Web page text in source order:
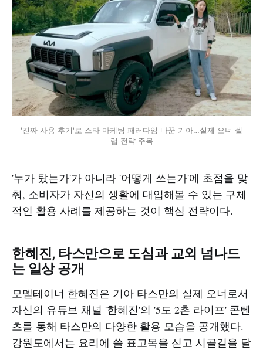
'진짜 사용 후기'로 스타 마케팅 패러다임 바꾼 기아…실제 오너 셀
럽 전략 주목
'누가 탔는가'가 아니라 '어떻게 쓰는가'에 초점을 맞
춰, 소비자가 자신의 생활에 대입해볼 수 있는 구체
적인 활용 사례를 제공하는 것이 핵심 전략이다.
한혜진, 타스만으로 도심과 교외 넘나드
는 일상 공개
모델테이너 한혜진은 기아 타스만의 실제 오너로서
자신의 유튜브 채널 '한혜진'의 '5도 2촌 라이프' 콘텐
츠를 통해 타스만의 다양한 활용 모습을 공개했다.
강원도에서는 요리에 쓸 표고목을 싣고 시골길을 달